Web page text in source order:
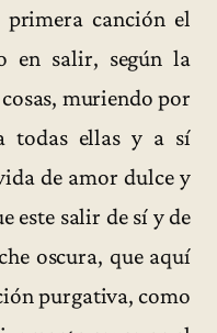
primera canción el
en salir, según la
muriendo por
todas ellas y a sí
de amor dulce y
este salir de sí y de
oscura, que aquí
purgativa, como